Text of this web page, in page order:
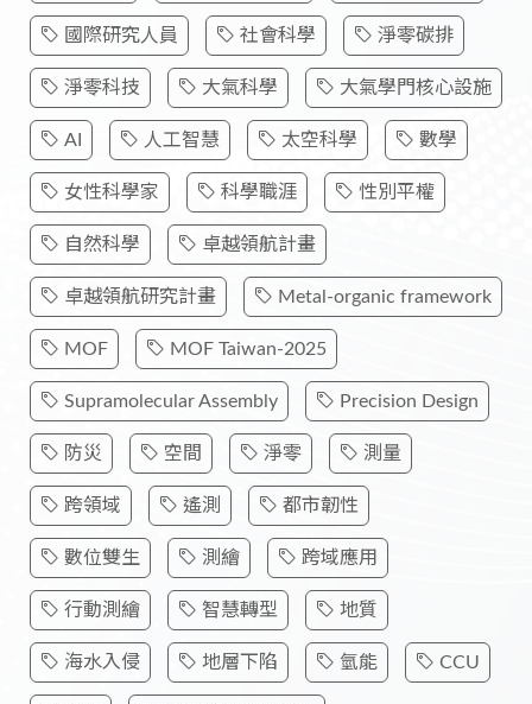
國際研究人員 社會科學 淨零碳排
淨零科技 大氣科學 大氣學門核心設施
AI 人工智慧 太空科學 數學
女性科學家 科學職涯 性別平權
自然科學 卓越領航計畫
卓越領航研究計畫 Metal-organic framework
MOF MOF Taiwan-2025
Supramolecular Assembly Precision Design
防災 空間 淨零 測量
跨領域 遙測 都市韌性
數位雙生 測繪 跨域應用
行動測繪 智慧轉型 地質
海水入侵 地層下陷 氫能 CCU